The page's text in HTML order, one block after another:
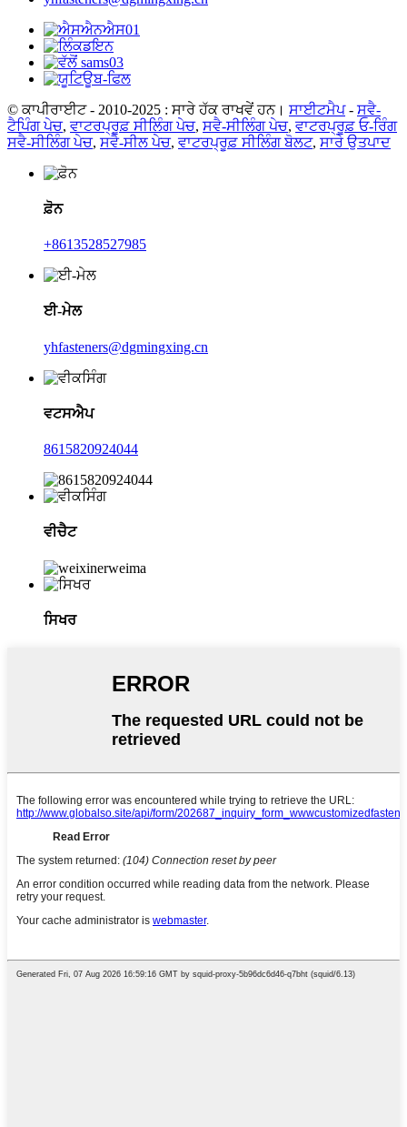
© ਕਾਪੀਰਾਈਟ - 2010-2025 : ਸਾਰੇ ਹੱਕ ਰਾਖਵੇਂ ਹਨ। ਸਾਈਟਮੈਪ- ਸਵੈ-
ਟੈਪਿੰਗ ਪੇਚ, ਵਾਟਰਪ੍ਰੂਫ਼ ਸੀਲਿੰਗ ਪੇਚ, ਸਵੈ-ਸੀਲਿੰਗ ਪੇਚ, ਵਾਟਰਪ੍ਰੂਫ਼ ਓ-ਰਿੰਗ
ਸਵੈ-ਸੀਲਿੰਗ ਪੇਚ, ਸਵੈ-ਸੀਲ ਪੇਚ, ਵਾਟਰਪ੍ਰੂਫ਼ ਸੀਲਿੰਗ ਬੋਲਟ, ਸਾਰੇ ਉਤਪਾਦ
ਫ਼ੋਨ
+8613528527985
ਈ-ਮੇਲ
yhfasteners@dgmingxing.cn
ਵਟਸਐਪ
8615820924044
ਵੀਚੈਟ
ਸਿਖਰ